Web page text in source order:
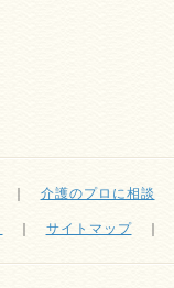
介護のプロに相談
サイトマップ｜